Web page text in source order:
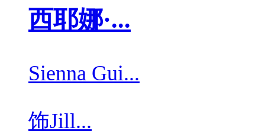
西耶娜·...
Sienna Gui...
饰Jill...